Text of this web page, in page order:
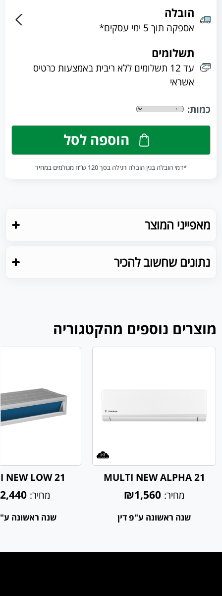
הובלה
אספקה תוך 5 ימי עסקים*
תשלומים
עד 12 תשלומים ללא ריבית באמצעות כרטיס
אשראי
כמות:
הוספה לסל
*דמי הובלה בגין הובלה רגילה בסך 120 ש”ח מגולמים במחיר
מאפייני המוצר
נתונים שחשוב להכיר
מוצרים נוספים מהקטגוריה
MULTI NEW ALPHA 21
מחיר: ₪1,560
שנה ראשונה ע"פ דין
NEW LOW 21
מחיר:
שנה ראשונה